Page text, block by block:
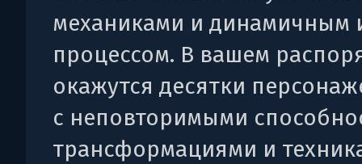
механиками и динамичным
процессом. В вашем
окажутся десятки
с неповторимыми
трансформациями и